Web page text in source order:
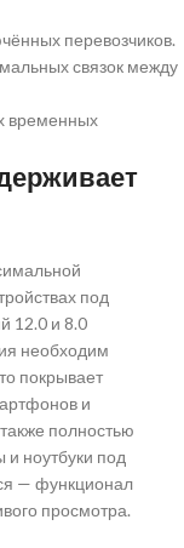
перевозчиков.
связок между
временных
под
12.0 и 8.0
необходим
покрывает
и
полностью
ноутбуки под
— функционал
просмотра.